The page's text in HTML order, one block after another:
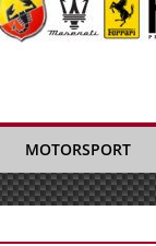
MOTORSPORT